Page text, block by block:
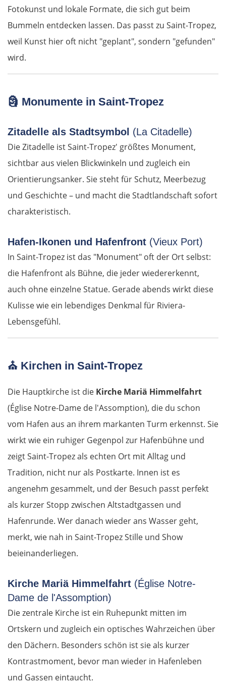
Fotokunst und lokale Formate, die sich gut beim
Bummeln entdecken lassen. Das passt zu Saint-Tropez,
weil Kunst hier oft nicht "geplant", sondern "gefunden"
wird.
🗿 Monumente in Saint-Tropez
Zitadelle als Stadtsymbol (La Citadelle)
Die Zitadelle ist Saint-Tropez' größtes Monument,
sichtbar aus vielen Blickwinkeln und zugleich ein
Orientierungsanker. Sie steht für Schutz, Meerbezug
und Geschichte – und macht die Stadtlandschaft sofort
charakteristisch.
Hafen-Ikonen und Hafenfront (Vieux Port)
In Saint-Tropez ist das "Monument" oft der Ort selbst:
die Hafenfront als Bühne, die jeder wiedererkennt,
auch ohne einzelne Statue. Gerade abends wirkt diese
Kulisse wie ein lebendiges Denkmal für Riviera-
Lebensgefühl.
⛪ Kirchen in Saint-Tropez
Die Hauptkirche ist die Kirche Mariä Himmelfahrt
(Église Notre-Dame de l'Assomption), die du schon
vom Hafen aus an ihrem markanten Turm erkennst. Sie
wirkt wie ein ruhiger Gegenpol zur Hafenbühne und
zeigt Saint-Tropez als echten Ort mit Alltag und
Tradition, nicht nur als Postkarte. Innen ist es
angenehm gesammelt, und der Besuch passt perfekt
als kurzer Stopp zwischen Altstadtgassen und
Hafenrunde. Wer danach wieder ans Wasser geht,
merkt, wie nah in Saint-Tropez Stille und Show
beieinanderliegen.
Kirche Mariä Himmelfahrt (Église Notre-
Dame de l'Assomption)
Die zentrale Kirche ist ein Ruhepunkt mitten im
Ortskern und zugleich ein optisches Wahrzeichen über
den Dächern. Besonders schön ist sie als kurzer
Kontrastmoment, bevor man wieder in Hafenleben
und Gassen eintaucht.